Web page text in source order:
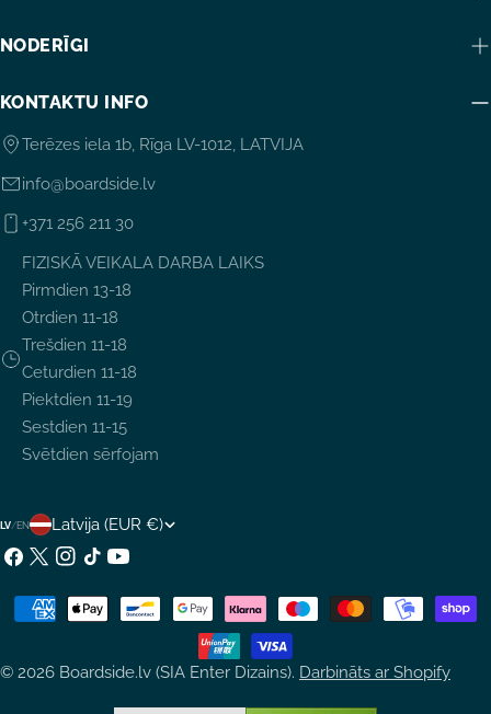
NODERĪGI
KONTAKTU INFO
Terēzes iela 1b, Rīga LV-1012, LATVIJA
info@boardside.lv
+371 256 211 30
FIZISKĀ VEIKALA DARBA LAIKS
Pirmdien 13-18
Otrdien 11-18
Trešdien 11-18
Ceturdien 11-18
Piektdien 11-19
Sestdien 11-15
Svētdien sērfojam
LV/ENV
A
L
S
T
Latvija (EUR €)
Facebook
X
Instagram
TikTokYouTube
© 2026 Boardside.lv (SIA Enter Dizains). Darbināts ar Shopify
Maksājumu